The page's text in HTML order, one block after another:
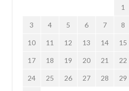
1
3 4 5 6 7 8
10 11 12 13 14 15
17 18 19 20 21 22
24 25 26 27 28 29